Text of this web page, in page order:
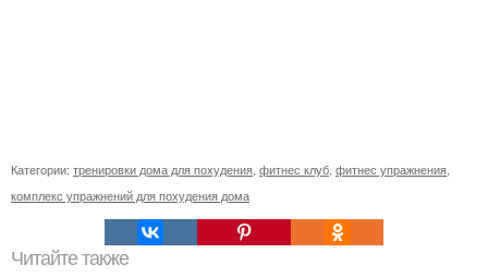
Категории: тренировки дома для похудения фитнес клуб фитнес упражнения
комплекс упражнений для похудения дома
Читайте также